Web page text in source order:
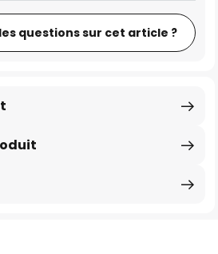
questions sur cet article ?